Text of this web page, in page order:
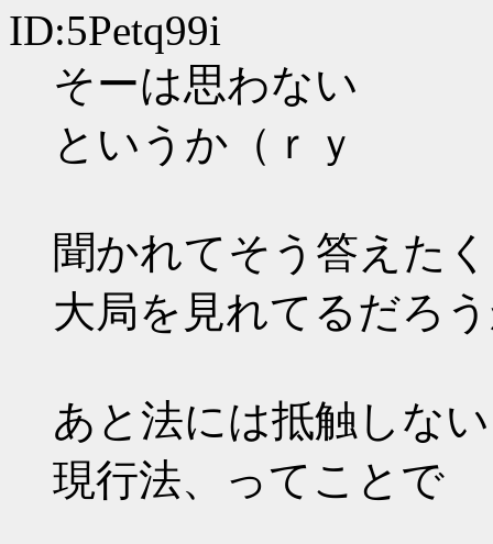
ID:5Petq99i
そーは思わない
というか（ｒｙ
聞かれてそう答えた
大局を見れてるだろ
あと法には抵触しない
現行法、ってことで